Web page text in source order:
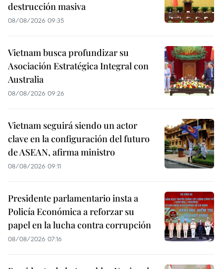
destrucción masiva
08/08/2026 09:35
Vietnam busca profundizar su
Asociación Estratégica Integral con
Australia
08/08/2026 09:26
Vietnam seguirá siendo un actor
clave en la configuración del futuro
de ASEAN, afirma ministro
08/08/2026 09:11
Presidente parlamentario insta a
Policía Económica a reforzar su
papel en la lucha contra corrupción
08/08/2026 07:16